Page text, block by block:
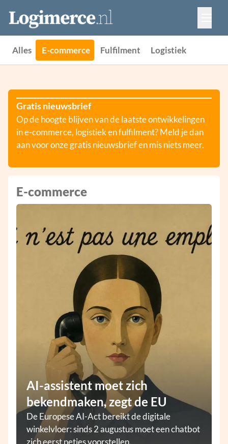
Vacatures
Events
Adverteren
Partners
Alles E-commerce Fulfilment Logistiek
Gratis nieuwsbrief
Op de hoogte blijven van de laatste ontwikkelingen
in e-commerce, logistiek en fulfilment? Meld je dan
aan voor onze gratis nieuwsbrief en mis niets meer.
E-commerce
AI-assistent moet zich
bekendmaken, zegt de EU
De Europese AI-Act bereikt de digitale
winkelvloer: sinds 2 augustus moet een chatbot
zich eerst netjes voorstellen.